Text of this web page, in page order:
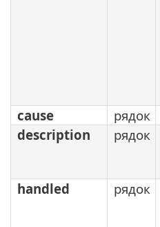
cause
рядок
description
рядок
handled
рядок